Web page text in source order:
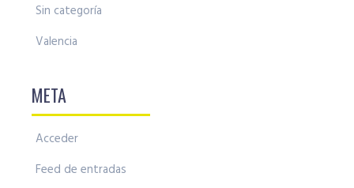
Sin categoría
Valencia
META
Acceder
Feed de entradas